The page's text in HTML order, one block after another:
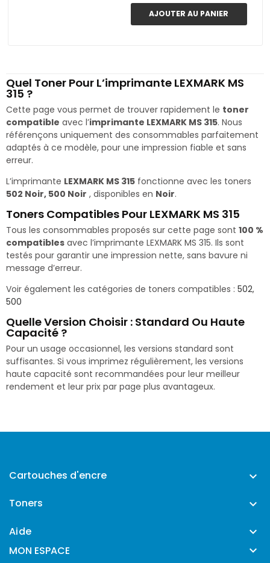
AJOUTER AU PANIER
Quel Toner Pour L’imprimante LEXMARK MS
315 ?
Cette page vous permet de trouver rapidement le toner
compatible avec l’imprimante LEXMARK MS 315. Nous
référençons uniquement des consommables parfaitement
adaptés à ce modèle, pour une impression fiable et sans
erreur.
L’imprimante LEXMARK MS 315 fonctionne avec les toners
502 Noir, 500 Noir , disponibles en Noir.
Toners Compatibles Pour LEXMARK MS 315
Tous les consommables proposés sur cette page sont 100 %
compatibles avec l’imprimante LEXMARK MS 315. Ils sont
testés pour garantir une impression nette, sans bavure ni
message d’erreur.
Voir également les catégories de toners compatibles : 502,
500
Quelle Version Choisir : Standard Ou Haute
Capacité ?
Pour un usage occasionnel, les versions standard sont
suffisantes. Si vous imprimez régulièrement, les versions
haute capacité sont recommandées pour leur meilleur
rendement et leur prix par page plus avantageux.
Cartouches d'encre 
Toners 
Aide 
MON ESPACE 